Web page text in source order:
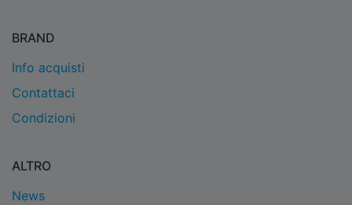
BRAND
Info acquisti
Contattaci
Condizioni
ALTRO
News